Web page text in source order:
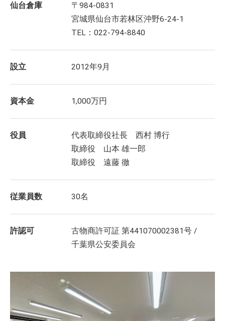
仙台倉庫
〒984-0831
宮城県仙台市若林区沖野6-24-1
TEL：022-794-8840
設立 2012年9月
資本金 1,000万円
役員
代表取締役社長 西村 博行
取締役 山本 雄一郎
取締役 遠藤 徹
従業員数 30名
許認可
古物商許可証 第441070002381号 /
千葉県公安委員会